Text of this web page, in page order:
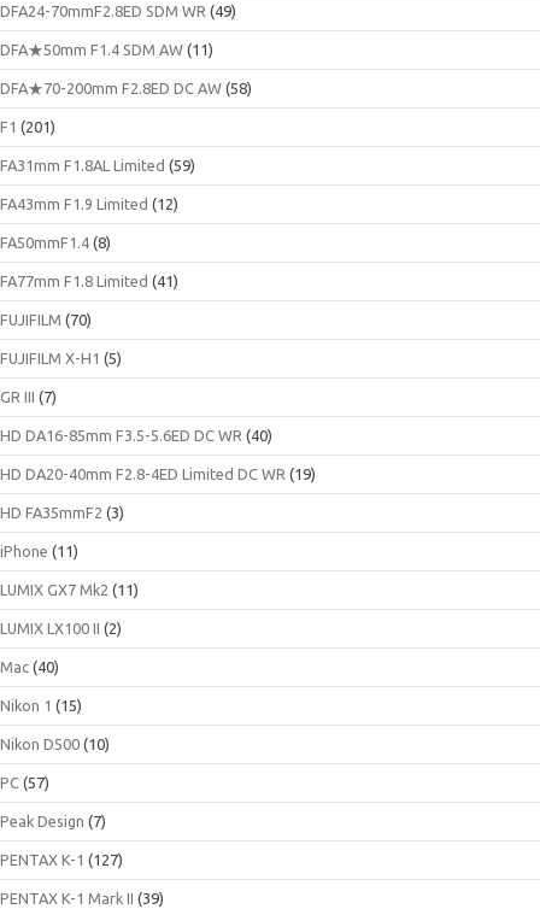
DFA24-70mmF2.8ED SDM WR (49)
DFA★50mm F1.4 SDM AW (11)
DFA★70-200mm F2.8ED DC AW (58)
F1 (201)
FA31mm F1.8AL Limited (59)
FA43mm F1.9 Limited (12)
FA50mmF1.4 (8)
FA77mm F1.8 Limited (41)
FUJIFILM (70)
FUJIFILM X-H1 (5)
GR III (7)
HD DA16-85mm F3.5-5.6ED DC WR (40)
HD DA20-40mm F2.8-4ED Limited DC WR (19)
HD FA35mmF2 (3)
iPhone (11)
LUMIX GX7 Mk2 (11)
LUMIX LX100 II (2)
Mac (40)
Nikon 1 (15)
Nikon D500 (10)
PC (57)
Peak Design (7)
PENTAX K-1 (127)
PENTAX K-1 Mark II (39)